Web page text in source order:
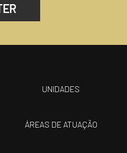
UNIDADES
ÁREAS DE ATUAÇÃO